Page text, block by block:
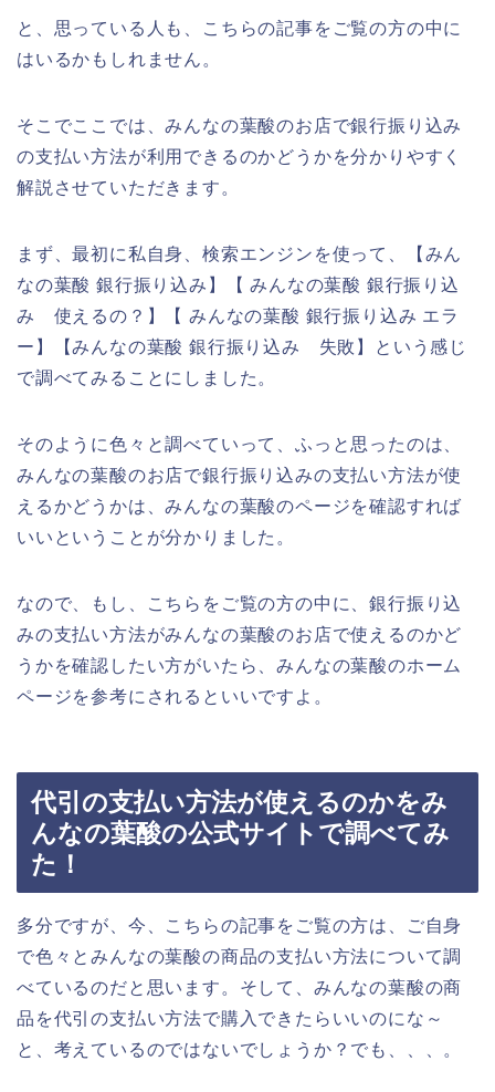
と、思っている人も、こちらの記事をご覧の方の中に
はいるかもしれません。
そこでここでは、みんなの葉酸のお店で銀行振り込み
の支払い方法が利用できるのかどうかを分かりやすく
解説させていただきます。
まず、最初に私自身、検索エンジンを使って、【みん
なの葉酸 銀行振り込み】【 みんなの葉酸 銀行振り込
み 使えるの？】【 みんなの葉酸 銀行振り込み エラ
ー】【みんなの葉酸 銀行振り込み 失敗】という感じ
で調べてみることにしました。
そのように色々と調べていって、ふっと思ったのは、
みんなの葉酸のお店で銀行振り込みの支払い方法が使
えるかどうかは、みんなの葉酸のページを確認すれば
いいということが分かりました。
なので、もし、こちらをご覧の方の中に、銀行振り込
みの支払い方法がみんなの葉酸のお店で使えるのかど
うかを確認したい方がいたら、みんなの葉酸のホーム
ページを参考にされるといいですよ。
代引の支払い方法が使えるのかをみ
んなの葉酸の公式サイトで調べてみ
た！
多分ですが、今、こちらの記事をご覧の方は、ご自身
で色々とみんなの葉酸の商品の支払い方法について調
べているのだと思います。そして、みんなの葉酸の商
品を代引の支払い方法で購入できたらいいのにな～
と、考えているのではないでしょうか？でも、、、。